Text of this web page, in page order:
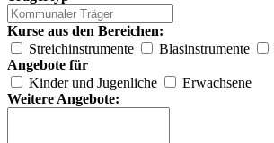
Kurse aus den Bereichen:
Streichinstrumente
Blasinstrumente
Angebote für
Kinder und Jugenliche
Erwachsene
Weitere Angebote: